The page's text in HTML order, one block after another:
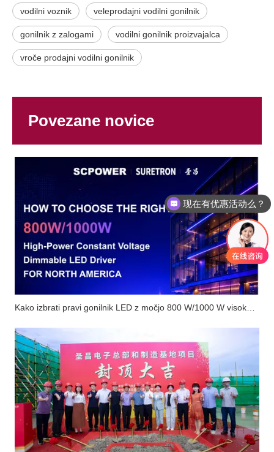
vodilni voznik veleprodajni vodilni gonilnik
gonilnik z zalogami vodilni gonilnik proizvajalca
vroče prodajni vodilni gonilnik
Povezane novice
现在有优惠活动么？